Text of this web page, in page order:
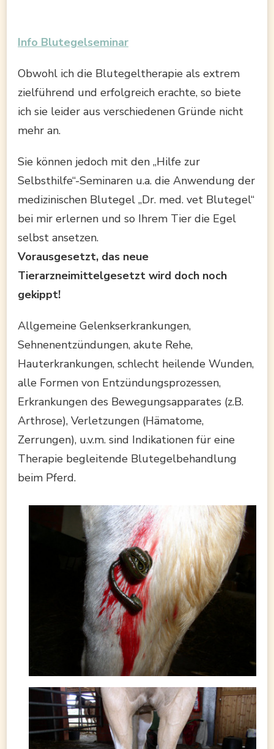
Info Blutegelseminar
Obwohl ich die Blutegeltherapie als extrem
zielführend und erfolgreich erachte, so biete
ich sie leider aus verschiedenen Gründe nicht
mehr an.
Sie können jedoch mit den „Hilfe zur
Selbsthilfe“-Seminaren u.a. die Anwendung der
medizinischen Blutegel „Dr. med. vet Blutegel“
bei mir erlernen und so Ihrem Tier die Egel
selbst ansetzen.
Vorausgesetzt, das neue
Tierarzneimittelgesetzt wird doch noch
gekippt!
Allgemeine Gelenkserkrankungen,
Sehnenentzündungen, akute Rehe,
Hauterkrankungen, schlecht heilende Wunden,
alle Formen von Entzündungsprozessen,
Erkrankungen des Bewegungsapparates (z.B.
Arthrose), Verletzungen (Hämatome,
Zerrungen), u.v.m. sind Indikationen für eine
Therapie begleitende Blutegelbehandlung
beim Pferd.